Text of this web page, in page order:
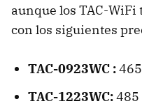
aunque los TAC-
con los siguientes
TAC-0923WC :
TAC-1223WC:485